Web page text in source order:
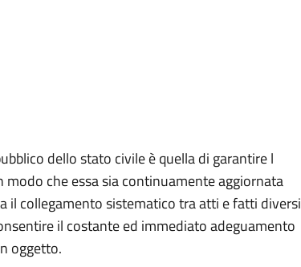
dello stato civile è quella di garantire l
che essa sia continuamente aggiornata
il collegamento sistematico tra atti e fatti diversi
il costante ed immediato adeguamento
oggetto.